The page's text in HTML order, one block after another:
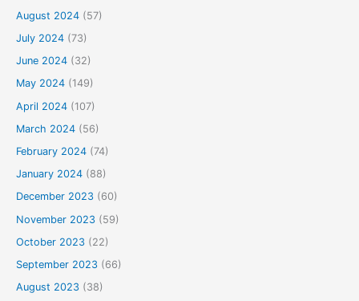
August 2024(57)
July 2024(73)
June 2024(32)
May 2024(149)
April 2024(107)
March 2024(56)
February 2024(74)
January 2024(88)
December 2023(60)
November 2023(59)
October 2023(22)
September 2023(66)
August 2023(38)